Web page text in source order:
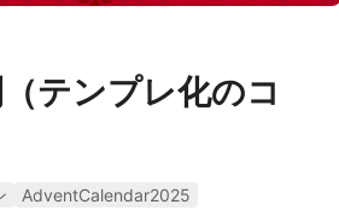
テンプレ化のコ
AdventCalendar2025